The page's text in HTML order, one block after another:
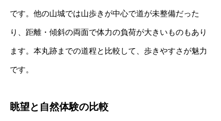
です。他の山城では山歩きが中心で道が未整備だった
り、距離・傾斜の両面で体力の負荷が大きいものもあり
ます。本丸跡までの道程と比較して、歩きやすさが魅力
です。
眺望と自然体験の比較